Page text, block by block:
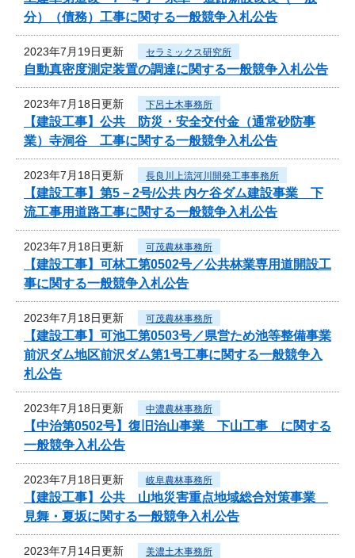
分）（債務）工事に関する一般競争入札公告
2023年7月19日更新 セラミックス研究所
自動真密度測定装置の調達に関する一般競争入札公告
2023年7月18日更新 下呂土木事務所
【建設工事】公共 防災・安全交付金（通常砂防事
業）寺洞谷 工事に関する一般競争入札公告
2023年7月18日更新 長良川上流河川開発工事事務所
【建設工事】第5－2号/公共 内ケ谷ダム建設事業 下
流工事用道路工事に関する一般競争入札公告
2023年7月18日更新 可茂農林事務所
【建設工事】可林工第0502号／公共林業専用道開設工
事に関する一般競争入札公告
2023年7月18日更新 可茂農林事務所
【建設工事】可池工第0503号／県営ため池等整備事業
前沢ダム地区前沢ダム第1号工事に関する一般競争入
札公告
2023年7月18日更新 中濃農林事務所
【中治第0502号】復旧治山事業 下山工事 に関する
一般競争入札公告
2023年7月18日更新 岐阜農林事務所
【建設工事】公共 山地災害重点地域総合対策事業
見舞・夏坂に関する一般競争入札公告
2023年7月14日更新 美濃土木事務所